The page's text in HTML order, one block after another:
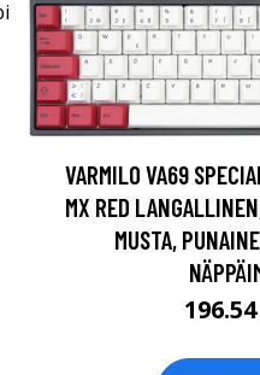
VARMILO VA69
MX RED
MUSTA,